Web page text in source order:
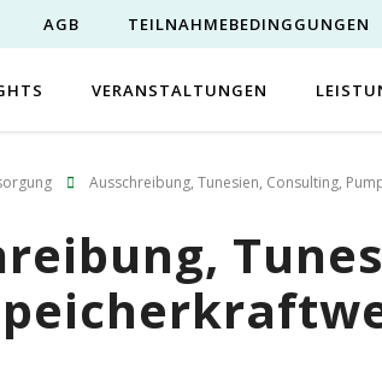
AGB TEILNAHMEBEDINGGUNGEN
VERANSTALTUNGEN
Ausschreibung, Tunesien, Consulting,